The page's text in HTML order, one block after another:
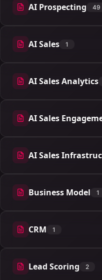
AI Prospecting 49
49 articles
AI Sales 1
1 articles
AI Sales Analytics
10 articles
AI Sales
10 articles
AI Sales
75 articles
Business Model 1
1 articles
CRM 1
1 articles
Lead Scoring 2
2 articles